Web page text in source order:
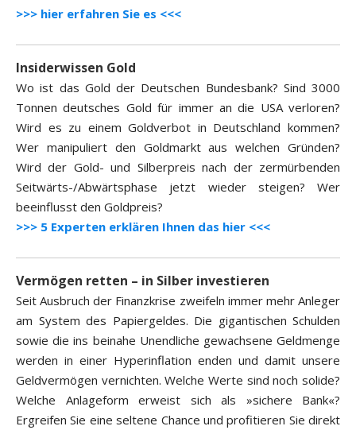
>>> hier erfahren Sie es <<<
Insiderwissen Gold
Wo ist das Gold der Deutschen Bundesbank? Sind 3000
Tonnen deutsches Gold für immer an die USA verloren?
Wird es zu einem Goldverbot in Deutschland kommen?
Wer manipuliert den Goldmarkt aus welchen Gründen?
Wird der Gold- und Silberpreis nach der zermürbenden
Seitwärts-/Abwärtsphase jetzt wieder steigen? Wer
beeinflusst den Goldpreis?
>>> 5 Experten erklären Ihnen das hier <<<
Vermögen retten – in Silber investieren
Seit Ausbruch der Finanzkrise zweifeln immer mehr Anleger
am System des Papiergeldes. Die gigantischen Schulden
sowie die ins beinahe Unendliche gewachsene Geldmenge
werden in einer Hyperinflation enden und damit unsere
Geldvermögen vernichten. Welche Werte sind noch solide?
Welche Anlageform erweist sich als »sichere Bank«?
Ergreifen Sie eine seltene Chance und profitieren Sie direkt